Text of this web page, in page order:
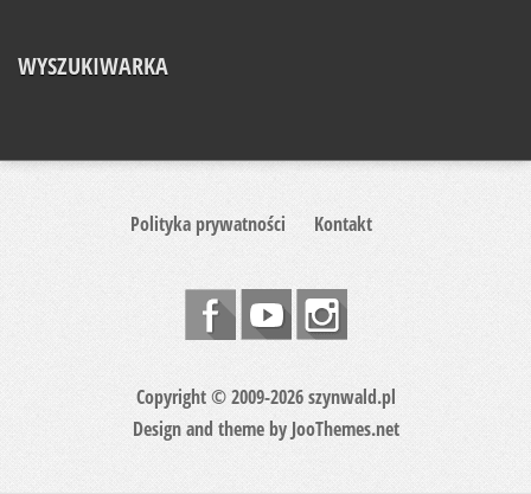
WYSZUKIWARKA
Polityka prywatności Kontakt
Copyright © 2009-2026 szynwald.pl
Design and theme by JooThemes.net